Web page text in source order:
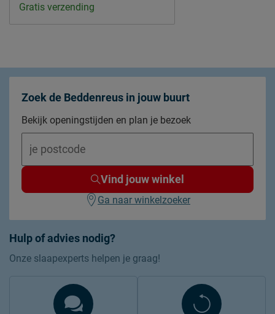
Gratis verzending
Hulp of advies nodig?
Onze slaapexperts helpen je graag!
Zoek de Beddenreus in jouw buurt
Bekijk openingstijden en plan je bezoek
Vind jouw winkel
Ga naar winkelzoeker